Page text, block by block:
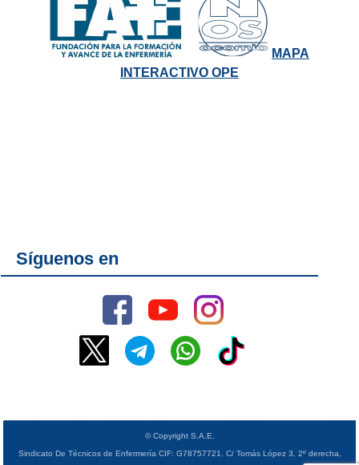
MAPA
INTERACTIVO OPE
Síguenos en
© Copyright S.A.E.
Sindicato De Técnicos de Enfermería CIF: G78757721. C/ Tomás López 3, 2º derecha,